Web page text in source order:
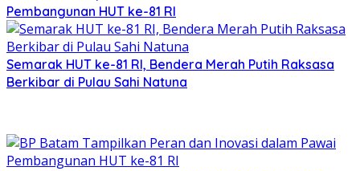
Pembangunan HUT ke-81 RI
Semarak HUT ke-81 RI, Bendera Merah Putih Raksasa
Berkibar di Pulau Sahi Natuna